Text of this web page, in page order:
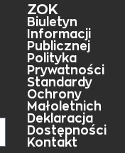
ZOK
Biuletyn
Informacji
Publicznej
Polityka
Prywatności
Standardy
Ochrony
Małoletnich
Deklaracja
Dostępności
Kontakt